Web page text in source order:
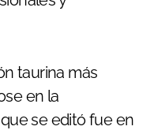
taurina más
en la
se editó fue en